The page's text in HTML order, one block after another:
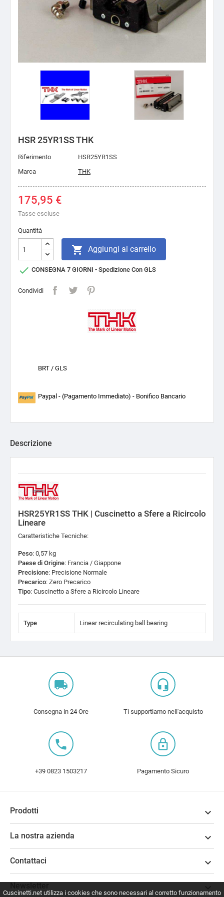
HSR 25YR1SS THK
Riferimento
HSR25YR1SS
Marca
THK
175,95 €
Tasse escluse
Quantità
 Aggiungi al carrello
 CONSEGNA 7 GIORNI - Spedizione Con GLS
Condividi
BRT / GLS
Paypal - (Pagamento Immediato) - Bonifico Bancario
Descrizione
HSR25YR1SS THK | Cuscinetto a Sfere a Ricircolo
Lineare
Caratteristiche Tecniche:
Peso: 0,57 kg
Paese di Origine: Francia / Giappone
Precisione: Precisione Normale
Precarico: Zero Precarico
Tipo: Cuscinetto a Sfere a Ricircolo Lineare
Type Linear recirculating ball bearing
local_shipping
Consegna in 24 Ore
headset_mic
Ti supportiamo nell'acquisto
local_phone
+39 0823 1503217
lock_outline
Pagamento Sicuro
Prodotti 
La nostra azienda 
Contattaci 
Cuscinetti.net utilizza i cookies che sono necessari al corretto funzionamento